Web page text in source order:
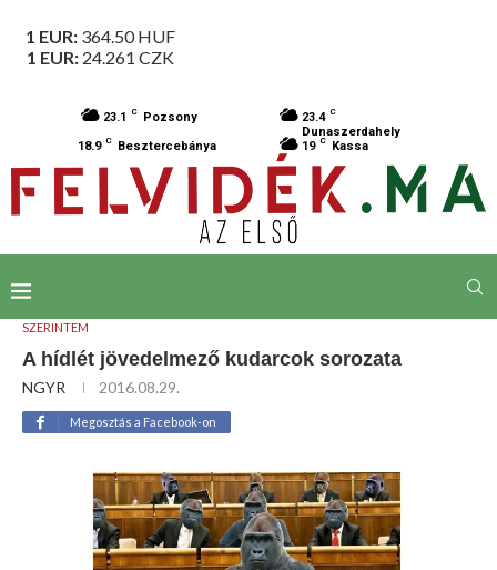
1 EUR: 364.50HUF
1 EUR: 24.261 CZK
23.1 C Pozsony 23.4 C
Dunaszerdahely
18.9 C Besztercebánya 19 C Kassa
SZERINTEM
A hídlét jövedelmező kudarcok sorozata
NGYR 2016.08.29.
Megosztás a Facebook-on